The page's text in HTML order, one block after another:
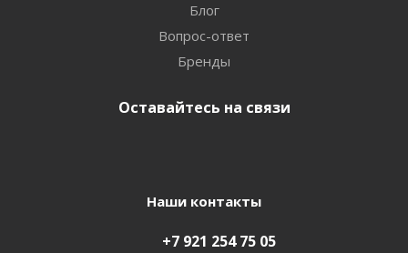
Блог
Вопрос-ответ
Бренды
Оставайтесь на связи
Наши контакты
+7 921 254 75 05